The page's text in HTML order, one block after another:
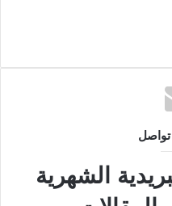
تواصل
الشهرية